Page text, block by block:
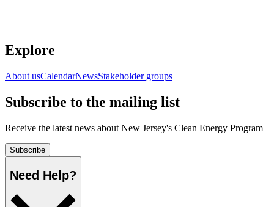
Explore​​​​‌ ‍ ​‍​‍‌‍ ‌ ​‍‌‍‍‌‌‍‌ ‌‍‍‌‌‍ ‍​‍​‍​ ‍‍​‍​‍‌ ​ ‌‍​‌‌‍ ‍‌‍‍‌‌ ‌​‌ ‍‌​‍ ‍‌‍‍‌‌‍ ​‍​‍​‍ ​​‍​‍‌‍‍​‌ ​‍‌‍‌‌‌‍‌‍​‍​‍​ ‍‍​‍​‍‌‍‍​‌ ‌​‌ ‌​‌ ​​​ ‍‍​‍ ​‍ ‌‍ ​‌‍ ‌‍​ ‌‍​‌‌‍ ​‌‍‍​‌‍ ‌ ​ ‌ ‌​​ ‍‍​ ​ ​ ​ ​ ​ ​ ​ ​‍ ‌‍‍‌‌‍ ‍‌ ‌​‌‍‌‌‌‍ ‍‌ ‌​​‍ ‌‍‌‌‌‍‌​‌‍‍‌‌ ‌​​‍ ‌‍ ‌‌‍ ‌‍‌​‌‍‌‌​ ‌‌ ​​‌ ​‍‌‍‌‌‌ ​ ‌‍‌‌‌‍ ‍‌ ‌​‌‍​‌‌ ‌​‌‍‍‌‌‍ ‌‍ ‍​ ‍ ‌‍‍‌‌‍‌​​ ‌‌ ​ ‌‍‍‌‌ ‌​‌‍‌‌‌​‌‍‌‍ ‌‍ ‌ ‌​‌‍‌‌‌ ​‍​ ‍ ‌ ‌​‌ ‍‌‌ ​​‌‍‌‌​ ‌‌‍‌‍‌‍ ‌‍ ‌ ‌​‌‍‌‌‌ ​‍​ ‍ ‌ ​​‌‍​‌‌ ‌​‌‍‍​​ ‌‌‍ ‌‌‍‌‌‌‍ ‍‌ ‌‌‌ ​ ​‍‌‌​ ‌‌‌​​‍‌‌ ‌‍‍ ‌‍‌‌‌ ‍‌​‍‌‌​ ​ ‌​‌​​‍‌‌​ ​ ‌​‌​​‍‌‌​ ​‍​ ​‍‌‍​‌​ ‍‌‌‍‌‍​ ​​‌‍‌​​ ​​​ ‌​​ ​​​ ​ ​ ​‌​ ‌‍​ ‌ ​‍‌‌​ ​‍​ ​‍​‍‌‌​ ‌‌‌​‌​​‍ ‍‌‍‍​‌‍‌‌‌‍​‌‌‍‌​‌‍‍‌‌‍ ‍‌‍‌ ​ ‌‍​‍‌‍​‌‌ ​ ‌‍‌‌‌‌‌‌‌ ​‍‌‍ ​​ ‌‌‍‍​‌ ‌​‌ ‌​‌ ​​​‍‌‌​ ​ ‌​​‌​‍‌‌​ ​‍‌​‌‍​‍‌‌​ ​‍‌​‌‍‌‍ ​‌‍ ‌‍​ ‌‍​‌‌‍ ​‌‍‍​‌‍ ‌ ​ ‌ ‌​​‍‌‌​ ​ ‌​​‌​ ​ ​ ​ ​ ​ ​ ​ ​‍‌‍‌‍‍‌‌‍‌​​ ‌‌ ​ ‌‍‍‌‌ ‌​‌‍‌‌‌​‌‍‌‍ ‌‍ ‌ ‌​‌‍‌‌‌ ​‍​‍‌‍‌ ‌​‌ ‍‌‌ ​​‌‍‌‌​ ‌‌‍‌‍‌‍ ‌‍ ‌ ‌​‌‍‌‌‌ ​‍​‍‌‍‌ ​​‌‍​‌‌ ‌​‌‍‍​​ ‌‌‍ ‌‌‍‌‌‌‍ ‍‌ ‌‌‌ ​ ​‍‌‌​ ‌‌‌​​‍‌‌ ‌‍‍ ‌‍‌‌‌ ‍‌​‍‌‌​ ​ ‌​‌​​‍‌‌​ ​ ‌​‌​​‍‌‌​ ​‍​ ​‍‌‍​‌​ ‍‌‌‍‌‍​ ​​‌‍‌​​ ​​​ ‌​​ ​​​ ​ ​ ​‌​ ‌‍​ ‌ ​‍‌‌​ ​‍​ ​‍​‍‌‌​ ‌‌‌​‌​​‍ ‍‌‍‍​‌‍‌‌‌‍​‌‌‍‌​‌‍‍‌‌‍ ‍‌‍‌ ​‍‌‍‌ ​​‌‍‌‌‌ ​‍‌ ​ ‌ ​​‌‍‌‌‌‍​ ‌ ‌​‌‍‍‌‌ ‌‍‌‍‌‌​ ‌‌ ​​‌ ‌‌‌‍​‍‌‍ ​‌‍‍‌‌ ​ ‌‍‍​‌‍‌‌‌‍‌​​‍​‍‌ ‌
About us​​​​‌ ‍ ​‍​‍‌‍ ‌ ​‍‌‍‍‌‌‍‌ ‌‍‍‌‌‍ ‍​‍​‍​ ‍‍​‍​‍‌ ​ ‌‍​‌‌‍ ‍‌‍‍‌‌ ‌​‌ ‍‌​‍ ‍‌‍‍‌‌‍ ​‍​‍​‍ ​​‍​‍‌‍‍​‌ ​‍‌‍‌‌‌‍‌‍​‍​‍​ ‍‍​‍​‍‌‍‍​‌ ‌​‌ ‌​‌ ​​​ ‍‍​‍ ​‍ ‌‍ ​‌‍ ‌‍​ ‌‍​‌‌‍ ​‌‍‍​‌‍ ‌ ​ ‌ ‌​​ ‍‍​ ​ ​ ​ ​ ​ ​ ​ ​‍ ‌‍‍‌‌‍ ‍‌ ‌​‌‍‌‌‌‍ ‍‌ ‌​​‍ ‌‍‌‌‌‍‌​‌‍‍‌‌ ‌​​‍ ‌‍ ‌‌‍ ‌‍‌​‌‍‌‌​ ‌‌ ​​‌ ​‍‌‍‌‌‌ ​ ‌‍‌‌‌‍ ‍‌ ‌​‌‍​‌‌ ‌​‌‍‍‌‌‍ ‌‍ ‍​ ‍ ‌‍‍‌‌‍‌​​ ‌‌ ​ ‌‍‍‌‌ ‌​‌‍‌‌‌​‌‍‌‍ ‌‍ ‌ ‌​‌‍‌‌‌ ​‍​ ‍ ‌ ‌​‌ ‍‌‌ ​​‌‍‌‌​ ‌‌‍‌‍‌‍ ‌‍ ‌ ‌​‌‍‌‌‌ ​‍​ ‍ ‌ ​​‌‍​‌‌ ‌​‌‍‍​​ ‌‌‍ ‌‌‍‌‌‌‍ ‍‌ ‌‌‌ ​ ​‍‌‌​ ‌‌‌​​‍‌‌ ‌‍‍ ‌‍‌‌‌ ‍‌​‍‌‌​ ​ ‌​‌​​‍‌‌​ ​ ‌​‌​​‍‌‌​ ​‍​ ​‍‌‍​‌​ ‍‌‌‍‌‍​ ​​‌‍‌​​ ​​​ ‌​​ ​​​ ​ ​ ​‌​ ‌‍​ ‌ ​‍‌‌​ ​‍​ ​‍​‍‌‌​ ‌‌‌​‌​​‍ ‍‌‍‍‌‌ ‌​‌‍‌‌‌‍ ‌‌ ​ ​‍‌‌​ ‌‌‌​​‍‌‌ ‌‍‍ ‌‍‌‌‌ ‍‌​‍‌‌​ ​ ‌​‌​​‍‌‌​ ​ ‌​‌​​‍‌‌​ ​‍​ ​‍​ ​​‌‍‌‌‌‍‌​​ ‌ ​ ​‍​ ​‍​ ​​‌‍‌‍​ ‌‍​ ‌​‌‍‌‍‌‍​‍​‍‌‌​ ​‍​ ​‍​‍‌‌​ ‌‌‌​‌​​‍ ‍‌ ‌​‌‍‌‌‌ ‍​‌ ‌​​ ‌‍​‍‌‍​‌‌ ​ ‌‍‌‌‌‌‌‌‌ ​‍‌‍ ​​ ‌‌‍‍​‌ ‌​‌ ‌​‌ ​​​‍‌‌​ ​ ‌​​‌​‍‌‌​ ​‍‌​‌‍​‍‌‌​ ​‍‌​‌‍‌‍ ​‌‍ ‌‍​ ‌‍​‌‌‍ ​‌‍‍​‌‍ ‌ ​ ‌ ‌​​‍‌‌​ ​ ‌​​‌​ ​ ​ ​ ​ ​ ​ ​ ​‍‌‍‌‍‍‌‌‍‌​​ ‌‌ ​ ‌‍‍‌‌ ‌​‌‍‌‌‌​‌‍‌‍ ‌‍ ‌ ‌​‌‍‌‌‌ ​‍​‍‌‍‌ ‌​‌ ‍‌‌ ​​‌‍‌‌​ ‌‌‍‌‍‌‍ ‌‍ ‌ ‌​‌‍‌‌‌ ​‍​‍‌‍‌ ​​‌‍​‌‌ ‌​‌‍‍​​ ‌‌‍ ‌‌‍‌‌‌‍ ‍‌ ‌‌‌ ​ ​‍‌‌​ ‌‌‌​​‍‌‌ ‌‍‍ ‌‍‌‌‌ ‍‌​‍‌‌​ ​ ‌​‌​​‍‌‌​ ​ ‌​‌​​‍‌‌​ ​‍​ ​‍‌‍​‌​ ‍‌‌‍‌‍​ ​​‌‍‌​​ ​​​ ‌​​ ​​​ ​ ​ ​‌​ ‌‍​ ‌ ​‍‌‌​ ​‍​ ​‍​‍‌‌​ ‌‌‌​‌​​‍ ‍‌‍‍‌‌ ‌​‌‍‌‌‌‍ ‌‌ ​ ​‍‌‌​ ‌‌‌​​‍‌‌ ‌‍‍ ‌‍‌‌‌ ‍‌​‍‌‌​ ​ ‌​‌​​‍‌‌​ ​ ‌​‌​​‍‌‌​ ​‍​ ​‍​ ​​‌‍‌‌‌‍‌​​ ‌ ​ ​‍​ ​‍​ ​​‌‍‌‍​ ‌‍​ ‌​‌‍‌‍‌‍​‍​‍‌‌​ ​‍​ ​‍​‍‌‌​ ‌‌‌​‌​​‍ ‍‌ ‌​‌‍‌‌‌ ‍​‌ ‌​​‍‌‍‌ ​​‌‍‌‌‌ ​‍‌ ​ ‌ ​​‌‍‌‌‌‍​ ‌ ‌​‌‍‍‌‌ ‌‍‌‍‌‌​ ‌‌ ​​‌ ‌‌‌‍​‍‌‍ ​‌‍‍‌‌ ​ ‌‍‍​‌‍‌‌‌‍‌​​‍​‍‌ ‌Calendar​​​​‌ ‍ ​‍​‍‌‍ ‌ ​‍‌‍‍‌‌‍‌ ‌‍‍‌‌‍ ‍​‍​‍​ ‍‍​‍​‍‌ ​ ‌‍​‌‌‍ ‍‌‍‍‌‌ ‌​‌ ‍‌​‍ ‍‌‍‍‌‌‍ ​‍​‍​‍ ​​‍​‍‌‍‍​‌ ​‍‌‍‌‌‌‍‌‍​‍​‍​ ‍‍​‍​‍‌‍‍​‌ ‌​‌ ‌​‌ ​​​ ‍‍​‍ ​‍ ‌‍ ​‌‍ ‌‍​ ‌‍​‌‌‍ ​‌‍‍​‌‍ ‌ ​ ‌ ‌​​ ‍‍​ ​ ​ ​ ​ ​ ​ ​ ​‍ ‌‍‍‌‌‍ ‍‌ ‌​‌‍‌‌‌‍ ‍‌ ‌​​‍ ‌‍‌‌‌‍‌​‌‍‍‌‌ ‌​​‍ ‌‍ ‌‌‍ ‌‍‌​‌‍‌‌​ ‌‌ ​​‌ ​‍‌‍‌‌‌ ​ ‌‍‌‌‌‍ ‍‌ ‌​‌‍​‌‌ ‌​‌‍‍‌‌‍ ‌‍ ‍​ ‍ ‌‍‍‌‌‍‌​​ ‌‌ ​ ‌‍‍‌‌ ‌​‌‍‌‌‌​‌‍‌‍ ‌‍ ‌ ‌​‌‍‌‌‌ ​‍​ ‍ ‌ ‌​‌ ‍‌‌ ​​‌‍‌‌​ ‌‌‍‌‍‌‍ ‌‍ ‌ ‌​‌‍‌‌‌ ​‍​ ‍ ‌ ​​‌‍​‌‌ ‌​‌‍‍​​ ‌‌‍ ‌‌‍‌‌‌‍ ‍‌ ‌‌‌ ​ ​‍‌‌​ ‌‌‌​​‍‌‌ ‌‍‍ ‌‍‌‌‌ ‍‌​‍‌‌​ ​ ‌​‌​​‍‌‌​ ​ ‌​‌​​‍‌‌​ ​‍​ ​‍‌‍​‌​ ‍‌‌‍‌‍​ ​​‌‍‌​​ ​​​ ‌​​ ​​​ ​ ​ ​‌​ ‌‍​ ‌ ​‍‌‌​ ​‍​ ​‍​‍‌‌​ ‌‌‌​‌​​‍ ‍‌‍‍‌‌ ‌​‌‍‌‌‌‍ ‌‌ ​ ​‍‌‌​ ‌‌‌​​‍‌‌ ‌‍‍ ‌‍‌‌‌ ‍‌​‍‌‌​ ​ ‌​‌​​‍‌‌​ ​ ‌​‌​​‍‌‌​ ​‍​ ​‍‌‍‌‍​ ‍​​ ‌​​ ​‍‌‍‌​‌‍‌‌​ ‌ ‌‍‌​‌‍‌‍‌‍‌​​ ‌ ​ ​‍​‍‌‌​ ​‍​ ​‍​‍‌‌​ ‌‌‌​‌​​‍ ‍‌ ‌​‌‍‌‌‌ ‍​‌ ‌​​ ‌‍​‍‌‍​‌‌ ​ ‌‍‌‌‌‌‌‌‌ ​‍‌‍ ​​ ‌‌‍‍​‌ ‌​‌ ‌​‌ ​​​‍‌‌​ ​ ‌​​‌​‍‌‌​ ​‍‌​‌‍​‍‌‌​ ​‍‌​‌‍‌‍ ​‌‍ ‌‍​ ‌‍​‌‌‍ ​‌‍‍​‌‍ ‌ ​ ‌ ‌​​‍‌‌​ ​ ‌​​‌​ ​ ​ ​ ​ ​ ​ ​ ​‍‌‍‌‍‍‌‌‍‌​​ ‌‌ ​ ‌‍‍‌‌ ‌​‌‍‌‌‌​‌‍‌‍ ‌‍ ‌ ‌​‌‍‌‌‌ ​‍​‍‌‍‌ ‌​‌ ‍‌‌ ​​‌‍‌‌​ ‌‌‍‌‍‌‍ ‌‍ ‌ ‌​‌‍‌‌‌ ​‍​‍‌‍‌ ​​‌‍​‌‌ ‌​‌‍‍​​ ‌‌‍ ‌‌‍‌‌‌‍ ‍‌ ‌‌‌ ​ ​‍‌‌​ ‌‌‌​​‍‌‌ ‌‍‍ ‌‍‌‌‌ ‍‌​‍‌‌​ ​ ‌​‌​​‍‌‌​ ​ ‌​‌​​‍‌‌​ ​‍​ ​‍‌‍​‌​ ‍‌‌‍‌‍​ ​​‌‍‌​​ ​​​ ‌​​ ​​​ ​ ​ ​‌​ ‌‍​ ‌ ​‍‌‌​ ​‍​ ​‍​‍‌‌​ ‌‌‌​‌​​‍ ‍‌‍‍‌‌ ‌​‌‍‌‌‌‍ ‌‌ ​ ​‍‌‌​ ‌‌‌​​‍‌‌ ‌‍‍ ‌‍‌‌‌ ‍‌​‍‌‌​ ​ ‌​‌​​‍‌‌​ ​ ‌​‌​​‍‌‌​ ​‍​ ​‍‌‍‌‍​ ‍​​ ‌​​ ​‍‌‍‌​‌‍‌‌​ ‌ ‌‍‌​‌‍‌‍‌‍‌​​ ‌ ​ ​‍​‍‌‌​ ​‍​ ​‍​‍‌‌​ ‌‌‌​‌​​‍ ‍‌ ‌​‌‍‌‌‌ ‍​‌ ‌​​‍‌‍‌ ​​‌‍‌‌‌ ​‍‌ ​ ‌ ​​‌‍‌‌‌‍​ ‌ ‌​‌‍‍‌‌ ‌‍‌‍‌‌​ ‌‌ ​​‌ ‌‌‌‍​‍‌‍ ​‌‍‍‌‌ ​ ‌‍‍​‌‍‌‌‌‍‌​​‍​‍‌ ‌News​​​​‌ ‍ ​‍​‍‌‍ ‌ ​‍‌‍‍‌‌‍‌ ‌‍‍‌‌‍ ‍​‍​‍​ ‍‍​‍​‍‌ ​ ‌‍​‌‌‍ ‍‌‍‍‌‌ ‌​‌ ‍‌​‍ ‍‌‍‍‌‌‍ ​‍​‍​‍ ​​‍​‍‌‍‍​‌ ​‍‌‍‌‌‌‍‌‍​‍​‍​ ‍‍​‍​‍‌‍‍​‌ ‌​‌ ‌​‌ ​​​ ‍‍​‍ ​‍ ‌‍ ​‌‍ ‌‍​ ‌‍​‌‌‍ ​‌‍‍​‌‍ ‌ ​ ‌ ‌​​ ‍‍​ ​ ​ ​ ​ ​ ​ ​ ​‍ ‌‍‍‌‌‍ ‍‌ ‌​‌‍‌‌‌‍ ‍‌ ‌​​‍ ‌‍‌‌‌‍‌​‌‍‍‌‌ ‌​​‍ ‌‍ ‌‌‍ ‌‍‌​‌‍‌‌​ ‌‌ ​​‌ ​‍‌‍‌‌‌ ​ ‌‍‌‌‌‍ ‍‌ ‌​‌‍​‌‌ ‌​‌‍‍‌‌‍ ‌‍ ‍​ ‍ ‌‍‍‌‌‍‌​​ ‌‌ ​ ‌‍‍‌‌ ‌​‌‍‌‌‌​‌‍‌‍ ‌‍ ‌ ‌​‌‍‌‌‌ ​‍​ ‍ ‌ ‌​‌ ‍‌‌ ​​‌‍‌‌​ ‌‌‍‌‍‌‍ ‌‍ ‌ ‌​‌‍‌‌‌ ​‍​ ‍ ‌ ​​‌‍​‌‌ ‌​‌‍‍​​ ‌‌‍ ‌‌‍‌‌‌‍ ‍‌ ‌‌‌ ​ ​‍‌‌​ ‌‌‌​​‍‌‌ ‌‍‍ ‌‍‌‌‌ ‍‌​‍‌‌​ ​ ‌​‌​​‍‌‌​ ​ ‌​‌​​‍‌‌​ ​‍​ ​‍‌‍​‌​ ‍‌‌‍‌‍​ ​​‌‍‌​​ ​​​ ‌​​ ​​​ ​ ​ ​‌​ ‌‍​ ‌ ​‍‌‌​ ​‍​ ​‍​‍‌‌​ ‌‌‌​‌​​‍ ‍‌‍‍‌‌ ‌​‌‍‌‌‌‍ ‌‌ ​ ​‍‌‌​ ‌‌‌​​‍‌‌ ‌‍‍ ‌‍‌‌‌ ‍‌​‍‌‌​ ​ ‌​‌​​‍‌‌​ ​ ‌​‌​​‍‌‌​ ​‍​ ​‍‌‍​ ‌‍​‍​ ‍​​ ​​​ ‍‌​ ‌‍​ ​‍​ ‌‍​ ​‍‌‍​‍​ ‍‌​ ​‌​‍‌‌​ ​‍​ ​‍​‍‌‌​ ‌‌‌​‌​​‍ ‍‌ ‌​‌‍‌‌‌ ‍​‌ ‌​​ ‌‍​‍‌‍​‌‌ ​ ‌‍‌‌‌‌‌‌‌ ​‍‌‍ ​​ ‌‌‍‍​‌ ‌​‌ ‌​‌ ​​​‍‌‌​ ​ ‌​​‌​‍‌‌​ ​‍‌​‌‍​‍‌‌​ ​‍‌​‌‍‌‍ ​‌‍ ‌‍​ ‌‍​‌‌‍ ​‌‍‍​‌‍ ‌ ​ ‌ ‌​​‍‌‌​ ​ ‌​​‌​ ​ ​ ​ ​ ​ ​ ​ ​‍‌‍‌‍‍‌‌‍‌​​ ‌‌ ​ ‌‍‍‌‌ ‌​‌‍‌‌‌​‌‍‌‍ ‌‍ ‌ ‌​‌‍‌‌‌ ​‍​‍‌‍‌ ‌​‌ ‍‌‌ ​​‌‍‌‌​ ‌‌‍‌‍‌‍ ‌‍ ‌ ‌​‌‍‌‌‌ ​‍​‍‌‍‌ ​​‌‍​‌‌ ‌​‌‍‍​​ ‌‌‍ ‌‌‍‌‌‌‍ ‍‌ ‌‌‌ ​ ​‍‌‌​ ‌‌‌​​‍‌‌ ‌‍‍ ‌‍‌‌‌ ‍‌​‍‌‌​ ​ ‌​‌​​‍‌‌​ ​ ‌​‌​​‍‌‌​ ​‍​ ​‍‌‍​‌​ ‍‌‌‍‌‍​ ​​‌‍‌​​ ​​​ ‌​​ ​​​ ​ ​ ​‌​ ‌‍​ ‌ ​‍‌‌​ ​‍​ ​‍​‍‌‌​ ‌‌‌​‌​​‍ ‍‌‍‍‌‌ ‌​‌‍‌‌‌‍ ‌‌ ​ ​‍‌‌​ ‌‌‌​​‍‌‌ ‌‍‍ ‌‍‌‌‌ ‍‌​‍‌‌​ ​ ‌​‌​​‍‌‌​ ​ ‌​‌​​‍‌‌​ ​‍​ ​‍‌‍​ ‌‍​‍​ ‍​​ ​​​ ‍‌​ ‌‍​ ​‍​ ‌‍​ ​‍‌‍​‍​ ‍‌​ ​‌​‍‌‌​ ​‍​ ​‍​‍‌‌​ ‌‌‌​‌​​‍ ‍‌ ‌​‌‍‌‌‌ ‍​‌ ‌​​‍‌‍‌ ​​‌‍‌‌‌ ​‍‌ ​ ‌ ​​‌‍‌‌‌‍​ ‌ ‌​‌‍‍‌‌ ‌‍‌‍‌‌​ ‌‌ ​​‌ ‌‌‌‍​‍‌‍ ​‌‍‍‌‌ ​ ‌‍‍​‌‍‌‌‌‍‌​​‍​‍‌ ‌Stakeholder groups​​​​‌ ‍ ​‍​‍‌‍ ‌ ​‍‌‍‍‌‌‍‌ ‌‍‍‌‌‍ ‍​‍​‍​ ‍‍​‍​‍‌ ​ ‌‍​‌‌‍ ‍‌‍‍‌‌ ‌​‌ ‍‌​‍ ‍‌‍‍‌‌‍ ​‍​‍​‍ ​​‍​‍‌‍‍​‌ ​‍‌‍‌‌‌‍‌‍​‍​‍​ ‍‍​‍​‍‌‍‍​‌ ‌​‌ ‌​‌ ​​​ ‍‍​‍ ​‍ ‌‍ ​‌‍ ‌‍​ ‌‍​‌‌‍ ​‌‍‍​‌‍ ‌ ​ ‌ ‌​​ ‍‍​ ​ ​ ​ ​ ​ ​ ​ ​‍ ‌‍‍‌‌‍ ‍‌ ‌​‌‍‌‌‌‍ ‍‌ ‌​​‍ ‌‍‌‌‌‍‌​‌‍‍‌‌ ‌​​‍ ‌‍ ‌‌‍ ‌‍‌​‌‍‌‌​ ‌‌ ​​‌ ​‍‌‍‌‌‌ ​ ‌‍‌‌‌‍ ‍‌ ‌​‌‍​‌‌ ‌​‌‍‍‌‌‍ ‌‍ ‍​ ‍ ‌‍‍‌‌‍‌​​ ‌‌ ​ ‌‍‍‌‌ ‌​‌‍‌‌‌​‌‍‌‍ ‌‍ ‌ ‌​‌‍‌‌‌ ​‍​ ‍ ‌ ‌​‌ ‍‌‌ ​​‌‍‌‌​ ‌‌‍‌‍‌‍ ‌‍ ‌ ‌​‌‍‌‌‌ ​‍​ ‍ ‌ ​​‌‍​‌‌ ‌​‌‍‍​​ ‌‌‍ ‌‌‍‌‌‌‍ ‍‌ ‌‌‌ ​ ​‍‌‌​ ‌‌‌​​‍‌‌ ‌‍‍ ‌‍‌‌‌ ‍‌​‍‌‌​ ​ ‌​‌​​‍‌‌​ ​ ‌​‌​​‍‌‌​ ​‍​ ​‍‌‍​‌​ ‍‌‌‍‌‍​ ​​‌‍‌​​ ​​​ ‌​​ ​​​ ​ ​ ​‌​ ‌‍​ ‌ ​‍‌‌​ ​‍​ ​‍​‍‌‌​ ‌‌‌​‌​​‍ ‍‌‍‍‌‌ ‌​‌‍‌‌‌‍ ‌‌ ​ ​‍‌‌​ ‌‌‌​​‍‌‌ ‌‍‍ ‌‍‌‌‌ ‍‌​‍‌‌​ ​ ‌​‌​​‍‌‌​ ​ ‌​‌​​‍‌‌​ ​‍​ ​‍‌‍​‌‌‍‌​​ ‌‌​ ​​​ ​‍‌‍​‍‌‍​‌‌‍‌‌​ ‌​​ ‍‌‌‍‌‍​ ‌​​‍‌‌​ ​‍​ ​‍​‍‌‌​ ‌‌‌​‌​​‍ ‍‌ ‌​‌‍‌‌‌ ‍​‌ ‌​​ ‌‍​‍‌‍​‌‌ ​ ‌‍‌‌‌‌‌‌‌ ​‍‌‍ ​​ ‌‌‍‍​‌ ‌​‌ ‌​‌ ​​​‍‌‌​ ​ ‌​​‌​‍‌‌​ ​‍‌​‌‍​‍‌‌​ ​‍‌​‌‍‌‍ ​‌‍ ‌‍​ ‌‍​‌‌‍ ​‌‍‍​‌‍ ‌ ​ ‌ ‌​​‍‌‌​ ​ ‌​​‌​ ​ ​ ​ ​ ​ ​ ​ ​‍‌‍‌‍‍‌‌‍‌​​ ‌‌ ​ ‌‍‍‌‌ ‌​‌‍‌‌‌​‌‍‌‍ ‌‍ ‌ ‌​‌‍‌‌‌ ​‍​‍‌‍‌ ‌​‌ ‍‌‌ ​​‌‍‌‌​ ‌‌‍‌‍‌‍ ‌‍ ‌ ‌​‌‍‌‌‌ ​‍​‍‌‍‌ ​​‌‍​‌‌ ‌​‌‍‍​​ ‌‌‍ ‌‌‍‌‌‌‍ ‍‌ ‌‌‌ ​ ​‍‌‌​ ‌‌‌​​‍‌‌ ‌‍‍ ‌‍‌‌‌ ‍‌​‍‌‌​ ​ ‌​‌​​‍‌‌​ ​ ‌​‌​​‍‌‌​ ​‍​ ​‍‌‍​‌​ ‍‌‌‍‌‍​ ​​‌‍‌​​ ​​​ ‌​​ ​​​ ​ ​ ​‌​ ‌‍​ ‌ ​‍‌‌​ ​‍​ ​‍​‍‌‌​ ‌‌‌​‌​​‍ ‍‌‍‍‌‌ ‌​‌‍‌‌‌‍ ‌‌ ​ ​‍‌‌​ ‌‌‌​​‍‌‌ ‌‍‍ ‌‍‌‌‌ ‍‌​‍‌‌​ ​ ‌​‌​​‍‌‌​ ​ ‌​‌​​‍‌‌​ ​‍​ ​‍‌‍​‌‌‍‌​​ ‌‌​ ​​​ ​‍‌‍​‍‌‍​‌‌‍‌‌​ ‌​​ ‍‌‌‍‌‍​ ‌​​‍‌‌​ ​‍​ ​‍​‍‌‌​ ‌‌‌​‌​​‍ ‍‌ ‌​‌‍‌‌‌ ‍​‌ ‌​​‍‌‍‌ ​​‌‍‌‌‌ ​‍‌ ​ ‌ ​​‌‍‌‌‌‍​ ‌ ‌​‌‍‍‌‌ ‌‍‌‍‌‌​ ‌‌ ​​‌ ‌‌‌‍​‍‌‍ ​‌‍‍‌‌ ​ ‌‍‍​‌‍‌‌‌‍‌​​‍​‍‌ ‌
Subscribe to the mailing list​​​​‌ ‍ ​‍​‍‌‍ ‌ ​‍‌‍‍‌‌‍‌ ‌‍‍‌‌‍ ‍​‍​‍​ ‍‍​‍​‍‌ ​ ‌‍​‌‌‍ ‍‌‍‍‌‌ ‌​‌ ‍‌​‍ ‍‌‍‍‌‌‍ ​‍​‍​‍ ​​‍​‍‌‍‍​‌ ​‍‌‍‌‌‌‍‌‍​‍​‍​ ‍‍​‍​‍‌‍‍​‌ ‌​‌ ‌​‌ ​​​ ‍‍​‍ ​‍ ‌‍ ​‌‍ ‌‍​ ‌‍​‌‌‍ ​‌‍‍​‌‍ ‌ ​ ‌ ‌​​ ‍‍​ ​ ​ ​ ​ ​ ​ ​ ​‍ ‌‍‍‌‌‍ ‍‌ ‌​‌‍‌‌‌‍ ‍‌ ‌​​‍ ‌‍‌‌‌‍‌​‌‍‍‌‌ ‌​​‍ ‌‍ ‌‌‍ ‌‍‌​‌‍‌‌​ ‌‌ ​​‌ ​‍‌‍‌‌‌ ​ ‌‍‌‌‌‍ ‍‌ ‌​‌‍​‌‌ ‌​‌‍‍‌‌‍ ‌‍ ‍​ ‍ ‌‍‍‌‌‍‌​​ ‌‌ ​ ‌‍‍‌‌ ‌​‌‍‌‌‌​‌‍‌‍ ‌‍ ‌ ‌​‌‍‌‌‌ ​‍​ ‍ ‌ ‌​‌ ‍‌‌ ​​‌‍‌‌​ ‌‌‍‌‍‌‍ ‌‍ ‌ ‌​‌‍‌‌‌ ​‍​ ‍ ‌ ​​‌‍​‌‌ ‌​‌‍‍​​ ‌‌‍ ‍‌‍‌‌‌ ‌ ‌ ​ ‌‍ ​‌‍‌‌‌ ‌​‌ ‌​‌‍‌‌‌ ​‍​‍ ‍‌‍‍​‌‍‌‌‌‍​‌‌‍‌​‌‍‍‌‌‍ ‍‌‍‌ ​ ‌‍​‍‌‍​‌‌ ​ ‌‍‌‌‌‌‌‌‌ ​‍‌‍ ​​ ‌‌‍‍​‌ ‌​‌ ‌​‌ ​​​‍‌‌​ ​ ‌​​‌​‍‌‌​ ​‍‌​‌‍​‍‌‌​ ​‍‌​‌‍‌‍ ​‌‍ ‌‍​ ‌‍​‌‌‍ ​‌‍‍​‌‍ ‌ ​ ‌ ‌​​‍‌‌​ ​ ‌​​‌​ ​ ​ ​ ​ ​ ​ ​ ​‍‌‍‌‍‍‌‌‍‌​​ ‌‌ ​ ‌‍‍‌‌ ‌​‌‍‌‌‌​‌‍‌‍ ‌‍ ‌ ‌​‌‍‌‌‌ ​‍​‍‌‍‌ ‌​‌ ‍‌‌ ​​‌‍‌‌​ ‌‌‍‌‍‌‍ ‌‍ ‌ ‌​‌‍‌‌‌ ​‍​‍‌‍‌ ​​‌‍​‌‌ ‌​‌‍‍​​ ‌‌‍ ‍‌‍‌‌‌ ‌ ‌ ​ ‌‍ ​‌‍‌‌‌ ‌​‌ ‌​‌‍‌‌‌ ​‍​‍ ‍‌‍‍​‌‍‌‌‌‍​‌‌‍‌​‌‍‍‌‌‍ ‍‌‍‌ ​‍‌‍‌ ​​‌‍‌‌‌ ​‍‌ ​ ‌ ​​‌‍‌‌‌‍​ ‌ ‌​‌‍‍‌‌ ‌‍‌‍‌‌​ ‌‌ ​​‌ ‌‌‌‍​‍‌‍ ​‌‍‍‌‌ ​ ‌‍‍​‌‍‌‌‌‍‌​​‍​‍‌ ‌
Receive the latest news about New Jersey's Clean Energy Program​​​​‌ ‍ ​‍​‍‌‍ ‌ ​‍‌‍‍‌‌‍‌ ‌‍‍‌‌‍ ‍​‍​‍​ ‍‍​‍​‍‌ ​ ‌‍​‌‌‍ ‍‌‍‍‌‌ ‌​‌ ‍‌​‍ ‍‌‍‍‌‌‍ ​‍​‍​‍ ​​‍​‍‌‍‍​‌ ​‍‌‍‌‌‌‍‌‍​‍​‍​ ‍‍​‍​‍‌‍‍​‌ ‌​‌ ‌​‌ ​​​ ‍‍​‍ ​‍ ‌‍ ​‌‍ ‌‍​ ‌‍​‌‌‍ ​‌‍‍​‌‍ ‌ ​ ‌ ‌​​ ‍‍​ ​ ​ ​ ​ ​ ​ ​ ​‍ ‌‍‍‌‌‍ ‍‌ ‌​‌‍‌‌‌‍ ‍‌ ‌​​‍ ‌‍‌‌‌‍‌​‌‍‍‌‌ ‌​​‍ ‌‍ ‌‌‍ ‌‍‌​‌‍‌‌​ ‌‌ ​​‌ ​‍‌‍‌‌‌ ​ ‌‍‌‌‌‍ ‍‌ ‌​‌‍​‌‌ ‌​‌‍‍‌‌‍ ‌‍ ‍​ ‍ ‌‍‍‌‌‍‌​​ ‌‌ ​ ‌‍‍‌‌ ‌​‌‍‌‌‌​‌‍‌‍ ‌‍ ‌ ‌​‌‍‌‌‌ ​‍​ ‍ ‌ ‌​‌ ‍‌‌ ​​‌‍‌‌​ ‌‌‍‌‍‌‍ ‌‍ ‌ ‌​‌‍‌‌‌ ​‍​ ‍ ‌ ​​‌‍​‌‌ ‌​‌‍‍​​ ‌‌‍ ‍‌‍‌‌‌ ‌ ‌ ​ ‌‍ ​‌‍‌‌‌ ‌​‌ ‌​‌‍‌‌‌ ​‍​‍ ‍‌ ‌​‌‍‌‌‌ ‍​‌ ‌​​ ‌‍​‍‌‍​‌‌ ​ ‌‍‌‌‌‌‌‌‌ ​‍‌‍ ​​ ‌‌‍‍​‌ ‌​‌ ‌​‌ ​​​‍‌‌​ ​ ‌​​‌​‍‌‌​ ​‍‌​‌‍​‍‌‌​ ​‍‌​‌‍‌‍ ​‌‍ ‌‍​ ‌‍​‌‌‍ ​‌‍‍​‌‍ ‌ ​ ‌ ‌​​‍‌‌​ ​ ‌​​‌​ ​ ​ ​ ​ ​ ​ ​ ​‍‌‍‌‍‍‌‌‍‌​​ ‌‌ ​ ‌‍‍‌‌ ‌​‌‍‌‌‌​‌‍‌‍ ‌‍ ‌ ‌​‌‍‌‌‌ ​‍​‍‌‍‌ ‌​‌ ‍‌‌ ​​‌‍‌‌​ ‌‌‍‌‍‌‍ ‌‍ ‌ ‌​‌‍‌‌‌ ​‍​‍‌‍‌ ​​‌‍​‌‌ ‌​‌‍‍​​ ‌‌‍ ‍‌‍‌‌‌ ‌ ‌ ​ ‌‍ ​‌‍‌‌‌ ‌​‌ ‌​‌‍‌‌‌ ​‍​‍ ‍‌ ‌​‌‍‌‌‌ ‍​‌ ‌​​‍‌‍‌ ​​‌‍‌‌‌ ​‍‌ ​ ‌ ​​‌‍‌‌‌‍​ ‌ ‌​‌‍‍‌‌ ‌‍‌‍‌‌​ ‌‌ ​​‌ ‌‌‌‍​‍‌‍ ​‌‍‍‌‌ ​ ‌‍‍​‌‍‌‌‌‍‌​​‍​‍‌ ‌
Subscribe​​​​‌ ‍ ​‍​‍‌‍ ‌ ​‍‌‍‍‌‌‍‌ ‌‍‍‌‌‍ ‍​‍​‍​ ‍‍​‍​‍‌ ​ ‌‍​‌‌‍ ‍‌‍‍‌‌ ‌​‌ ‍‌​‍ ‍‌‍‍‌‌‍ ​‍​‍​‍ ​​‍​‍‌‍‍​‌ ​‍‌‍‌‌‌‍‌‍​‍​‍​ ‍‍​‍​‍‌‍‍​‌ ‌​‌ ‌​‌ ​​​ ‍‍​‍ ​‍ ‌‍ ​‌‍ ‌‍​ ‌‍​‌‌‍ ​‌‍‍​‌‍ ‌ ​ ‌ ‌​​ ‍‍​ ​ ​ ​ ​ ​ ​ ​ ​‍ ‌‍‍‌‌‍ ‍‌ ‌​‌‍‌‌‌‍ ‍‌ ‌​​‍ ‌‍‌‌‌‍‌​‌‍‍‌‌ ‌​​‍ ‌‍ ‌‌‍ ‌‍‌​‌‍‌‌​ ‌‌ ​​‌ ​‍‌‍‌‌‌ ​ ‌‍‌‌‌‍ ‍‌ ‌​‌‍​‌‌ ‌​‌‍‍‌‌‍ ‌‍ ‍​ ‍ ‌‍‍‌‌‍‌​​ ‌‌ ​ ‌‍‍‌‌ ‌​‌‍‌‌‌​‌‍‌‍ ‌‍ ‌ ‌​‌‍‌‌‌ ​‍​ ‍ ‌ ‌​‌ ‍‌‌ ​​‌‍‌‌​ ‌‌‍‌‍‌‍ ‌‍ ‌ ‌​‌‍‌‌‌ ​‍​ ‍ ‌ ​​‌‍​‌‌ ‌​‌‍‍​​ ‌‌‍ ‍‌‍‌‌‌ ‌ ‌ ​ ‌‍ ​‌‍‌‌‌ ‌​‌ ‌​‌‍‌‌‌ ​‍​‍ ‍‌‍​‍‌ ‌​‌‍ ‍​ ‌‍​‍‌‍​‌‌ ​ ‌‍‌‌‌‌‌‌‌ ​‍‌‍ ​​ ‌‌‍‍​‌ ‌​‌ ‌​‌ ​​​‍‌‌​ ​ ‌​​‌​‍‌‌​ ​‍‌​‌‍​‍‌‌​ ​‍‌​‌‍‌‍ ​‌‍ ‌‍​ ‌‍​‌‌‍ ​‌‍‍​‌‍ ‌ ​ ‌ ‌​​‍‌‌​ ​ ‌​​‌​ ​ ​ ​ ​ ​ ​ ​ ​‍‌‍‌‍‍‌‌‍‌​​ ‌‌ ​ ‌‍‍‌‌ ‌​‌‍‌‌‌​‌‍‌‍ ‌‍ ‌ ‌​‌‍‌‌‌ ​‍​‍‌‍‌ ‌​‌ ‍‌‌ ​​‌‍‌‌​ ‌‌‍‌‍‌‍ ‌‍ ‌ ‌​‌‍‌‌‌ ​‍​‍‌‍‌ ​​‌‍​‌‌ ‌​‌‍‍​​ ‌‌‍ ‍‌‍‌‌‌ ‌ ‌ ​ ‌‍ ​‌‍‌‌‌ ‌​‌ ‌​‌‍‌‌‌ ​‍​‍ ‍‌‍​‍‌ ‌​‌‍ ‍​‍‌‍‌ ​​‌‍‌‌‌ ​‍‌ ​ ‌ ​​‌‍‌‌‌‍​ ‌ ‌​‌‍‍‌‌ ‌‍‌‍‌‌​ ‌‌ ​​‌ ‌‌‌‍​‍‌‍ ​‌‍‍‌‌ ​ ‌‍‍​‌‍‌‌‌‍‌​​‍​‍‌ ‌
Need Help?​​​​‌ ‍ ​‍​‍‌‍ ‌ ​‍‌‍‍‌‌‍‌ ‌‍‍‌‌‍ ‍​‍​‍​ ‍‍​‍​‍‌ ​ ‌‍​‌‌‍ ‍‌‍‍‌‌ ‌​‌ ‍‌​‍ ‍‌‍‍‌‌‍ ​‍​‍​‍ ​​‍​‍‌‍‍​‌ ​‍‌‍‌‌‌‍‌‍​‍​‍​ ‍‍​‍​‍‌‍‍​‌ ‌​‌ ‌​‌ ​​​ ‍‍​‍ ​‍ ‌‍ ​‌‍ ‌‍​ ‌‍​‌‌‍ ​‌‍‍​‌‍ ‌ ​ ‌ ‌​​ ‍‍​ ​ ​ ​ ​ ​ ​ ​ ​‍ ‌‍‍‌‌‍ ‍‌ ‌​‌‍‌‌‌‍ ‍‌ ‌​​‍ ‌‍‌‌‌‍‌​‌‍‍‌‌ ‌​​‍ ‌‍ ‌‌‍ ‌‍‌​‌‍‌‌​ ‌‌ ​​‌ ​‍‌‍‌‌‌ ​ ‌‍‌‌‌‍ ‍‌ ‌​‌‍​‌‌ ‌​‌‍‍‌‌‍ ‌‍ ‍​ ‍ ‌‍‍‌‌‍‌​​ ‌‌ ​ ‌‍‍‌‌ ‌​‌‍‌‌‌​‌‍‌‍ ‌‍ ‌ ‌​‌‍‌‌‌ ​‍​ ‍ ‌ ‌​‌ ‍‌‌ ​​‌‍‌‌​ ‌‌‍‌‍‌‍ ‌‍ ‌ ‌​‌‍‌‌‌ ​‍​ ‍ ‌ ​​‌‍​‌‌ ‌​‌‍‍​​ ‌‌‍ ‌‌‍‌‌‌‍ ‍‌ ‌‌‌ ​ ​‍‌‌​ ‌‌‌​​‍‌‌ ‌‍‍ ‌‍‌‌‌ ‍‌​‍‌‌​ ​ ‌​‌​​‍‌‌​ ​ ‌​‌​​‍‌‌​ ​‍​ ​‍‌‍‌‌‌‍‌‍​ ​‌​ ‌ ​ ​‌‌‍​ ‌‍‌‌‌‍​‌​ ‍‌‌‍‌​​ ​‍‌‍​ ​‍‌‌​ ​‍​ ​‍​‍‌‌​ ‌‌‌​‌​​‍ ‍‌‍‍​‌‍‌‌‌‍​‌‌‍‌​‌‍‍‌‌‍ ‍‌‍‌ ​ ‌‍​‍‌‍​‌‌ ​ ‌‍‌‌‌‌‌‌‌ ​‍‌‍ ​​ ‌‌‍‍​‌ ‌​‌ ‌​‌ ​​​‍‌‌​ ​ ‌​​‌​‍‌‌​ ​‍‌​‌‍​‍‌‌​ ​‍‌​‌‍‌‍ ​‌‍ ‌‍​ ‌‍​‌‌‍ ​‌‍‍​‌‍ ‌ ​ ‌ ‌​​‍‌‌​ ​ ‌​​‌​ ​ ​ ​ ​ ​ ​ ​ ​‍‌‍‌‍‍‌‌‍‌​​ ‌‌ ​ ‌‍‍‌‌ ‌​‌‍‌‌‌​‌‍‌‍ ‌‍ ‌ ‌​‌‍‌‌‌ ​‍​‍‌‍‌ ‌​‌ ‍‌‌ ​​‌‍‌‌​ ‌‌‍‌‍‌‍ ‌‍ ‌ ‌​‌‍‌‌‌ ​‍​‍‌‍‌ ​​‌‍​‌‌ ‌​‌‍‍​​ ‌‌‍ ‌‌‍‌‌‌‍ ‍‌ ‌‌‌ ​ ​‍‌‌​ ‌‌‌​​‍‌‌ ‌‍‍ ‌‍‌‌‌ ‍‌​‍‌‌​ ​ ‌​‌​​‍‌‌​ ​ ‌​‌​​‍‌‌​ ​‍​ ​‍‌‍‌‌‌‍‌‍​ ​‌​ ‌ ​ ​‌‌‍​ ‌‍‌‌‌‍​‌​ ‍‌‌‍‌​​ ​‍‌‍​ ​‍‌‌​ ​‍​ ​‍​‍‌‌​ ‌‌‌​‌​​‍ ‍‌‍‍​‌‍‌‌‌‍​‌‌‍‌​‌‍‍‌‌‍ ‍‌‍‌ ​‍‌‍‌ ​​‌‍‌‌‌ ​‍‌ ​ ‌ ​​‌‍‌‌‌‍​ ‌ ‌​‌‍‍‌‌ ‌‍‌‍‌‌​ ‌‌ ​​‌ ‌‌‌‍​‍‌‍ ​‌‍‍‌‌ ​ ‌‍‍​‌‍‌‌‌‍‌​​‍​‍‌ ‌